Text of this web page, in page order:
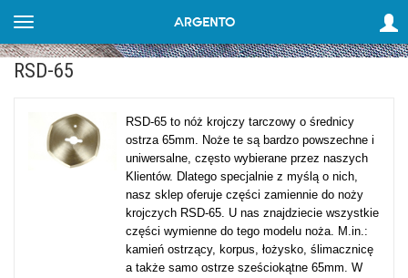
RSD-65
RSD-65 to nóż krojczy tarczowy o średnicy
ostrza 65mm. Noże te są bardzo powszechne i
uniwersalne, często wybierane przez naszych
Klientów. Dlatego specjalnie z myślą o nich,
nasz sklep oferuje części zamiennie do noży
krojczych RSD-65. U nas znajdziecie wszystkie
części wymienne do tego modelu noża. M.in.:
kamień ostrzący, korpus, łożysko, ślimacznicę
a także samo ostrze sześciokątne 65mm. W